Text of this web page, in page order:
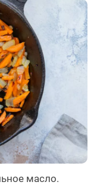
масло.